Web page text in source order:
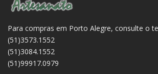
Para compras em Porto Alegre, consulte o
(51)3573.1552
(51)3084.1552
(51)99917.0979